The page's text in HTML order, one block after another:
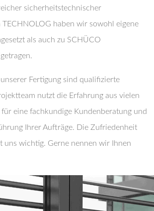
sicherheitstechnischer
TECHNOLOG haben wir sowohl eigene
als auch zu SCHÜCO
Fertigung sind qualifizierte
nutzt die Erfahrung aus vielen
eine fachkundige Kundenberatung und
Ihrer Aufträge. Die Zufriedenheit
uns wichtig. Gerne nennen wir Ihnen